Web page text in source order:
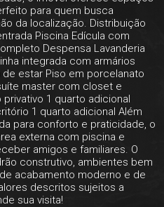
para quem busca
da localização. Distribuição
Piscina Edícula com
Despensa Lavanderia
integrada com armários
de estar Piso em porcelanato
master com closet e
1 quarto adicional
1 quarto adicional Além
para conforto e praticidade, o
externa com piscina e
amigos e familiares. O
construtivo, ambientes bem
acabamento moderno e de
descritos sujeitos a
sua visita!